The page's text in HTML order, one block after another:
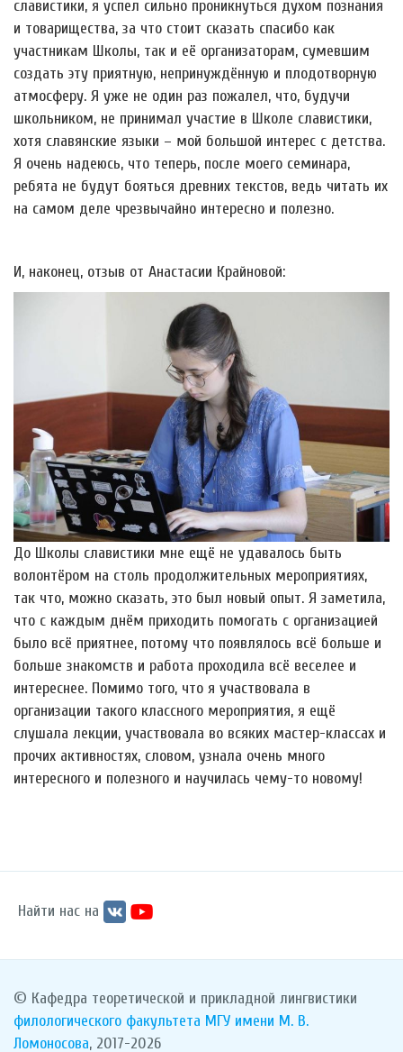
славистики, я успел сильно проникнуться духом познания
и товарищества, за что стоит сказать спасибо как
участникам Школы, так и её организаторам, сумевшим
создать эту приятную, непринуждённую и плодотворную
атмосферу. Я уже не один раз пожалел, что, будучи
школьником, не принимал участие в Школе славистики,
хотя славянские языки – мой большой интерес с детства.
Я очень надеюсь, что теперь, после моего семинара,
ребята не будут бояться древних текстов, ведь читать их
на самом деле чрезвычайно интересно и полезно.
И, наконец, отзыв от Анастасии Крайновой:
До Школы славистики мне ещё не удавалось быть
волонтёром на столь продолжительных мероприятиях,
так что, можно сказать, это был новый опыт. Я заметила,
что с каждым днём приходить помогать с организацией
было всё приятнее, потому что появлялось всё больше и
больше знакомств и работа проходила всё веселее и
интереснее. Помимо того, что я участвовала в
организации такого классного мероприятия, я ещё
слушала лекции, участвовала во всяких мастер-классах и
прочих активностях, словом, узнала очень много
интересного и полезного и научилась чему-то новому!
Найти нас на
© Кафедра теоретической и прикладной лингвистики
филологического факультета МГУ имени М. В.
Ломоносова, 2017-2026